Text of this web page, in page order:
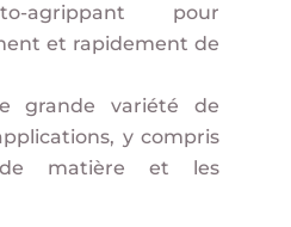
agrippant pour
et rapidement de
grande variété de
y compris
de matière et les